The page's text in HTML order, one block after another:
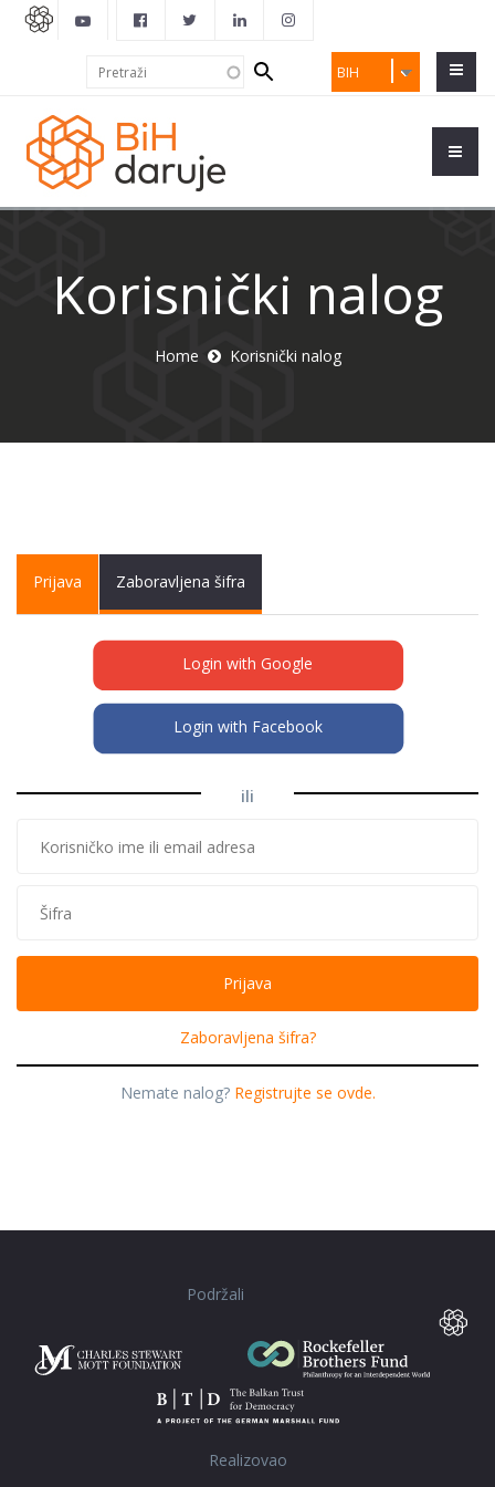
BIH
Search
form
Korisnički nalog
Home Korisnički nalog
Primary tabs
Prijava (activeZaboravljena šifra
Login with Google
Login with Facebook
ili
Zaboravljena šifra?
Nemate nalog? Registrujte se ovde.
Podržali
Realizovao